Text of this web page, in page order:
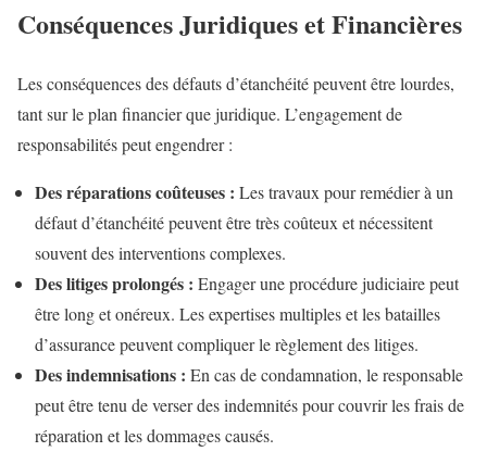
Conséquences Juridiques et Financières
Les conséquences des défauts d’étanchéité peuvent être lourdes,
tant sur le plan financier que juridique. L’engagement de
responsabilités peut engendrer :
Des réparations coûteuses : Les travaux pour remédier à un
défaut d’étanchéité peuvent être très coûteux et nécessitent
souvent des interventions complexes.
Des litiges prolongés : Engager une procédure judiciaire peut
être long et onéreux. Les expertises multiples et les batailles
d’assurance peuvent compliquer le règlement des litiges.
Des indemnisations : En cas de condamnation, le responsable
peut être tenu de verser des indemnités pour couvrir les frais de
réparation et les dommages causés.